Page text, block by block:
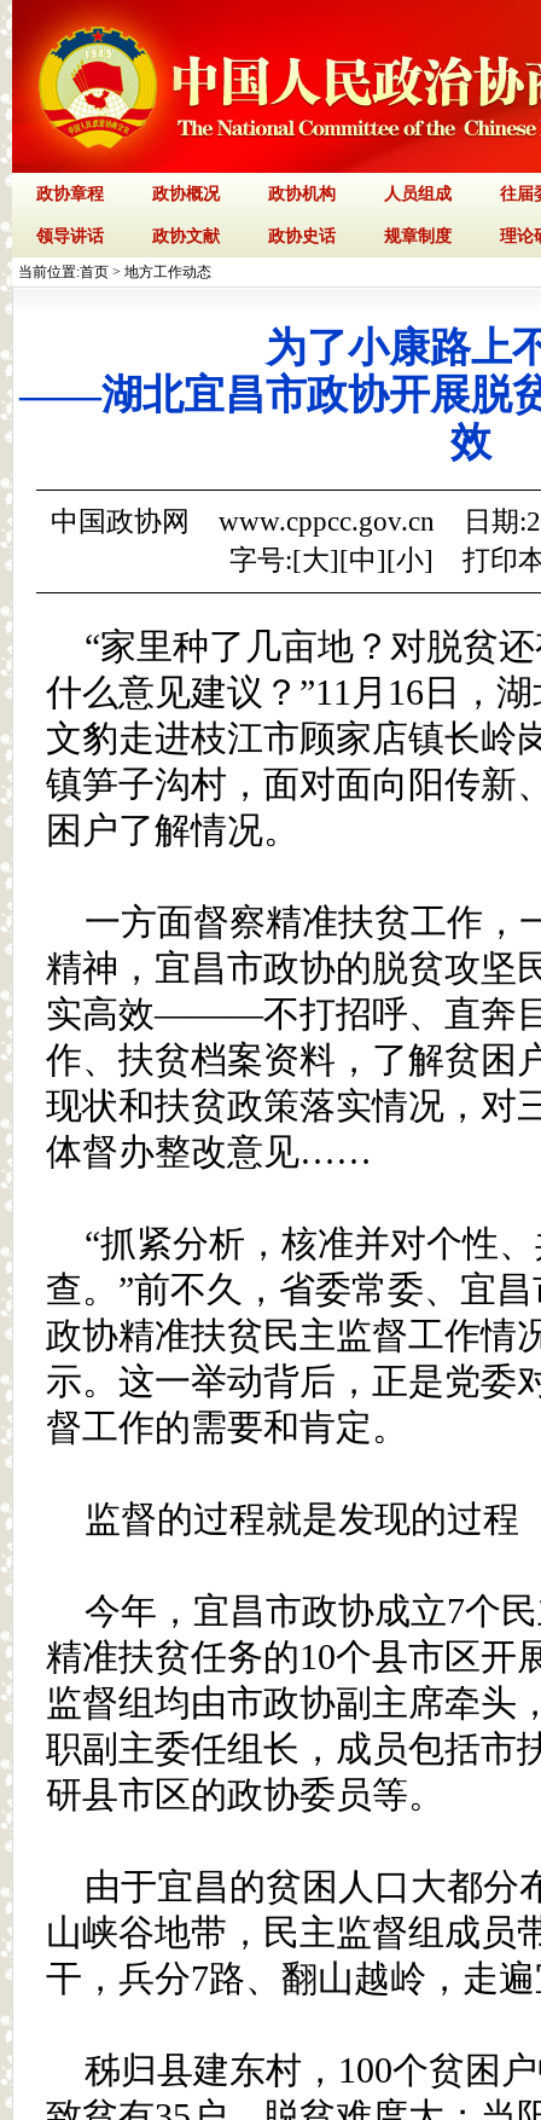
政协章程 政协概况 政协机构 人员组成 往届
领导讲话 政协文献 政协史话 规章制度 理论
当前位置:首页 > 地方工作动态
为了小康路上
——湖北宜昌市政协开展脱
效
中国政协网 www.cppcc.gov.cn 日期
字号:[大][中][小] 打印
“家里种了几亩地？对脱贫
什么意见建议？”11月16日，
文豹走进枝江市顾家店镇长岭
镇笋子沟村，面对面向阳传新
困户了解情况。
一方面督察精准扶贫工作，
精神，宜昌市政协的脱贫攻坚
实高效———不打招呼、直奔
作、扶贫档案资料，了解贫困
现状和扶贫政策落实情况，对
体督办整改意见……
“抓紧分析，核准并对个性
查。”前不久，省委常委、宜
政协精准扶贫民主监督工作情
示。这一举动背后，正是党委
督工作的需要和肯定。
监督的过程就是发现的过程
今年，宜昌市政协成立7个
精准扶贫任务的10个县市区开
监督组均由市政协副主席牵头
职副主委任组长，成员包括市
研县市区的政协委员等。
由于宜昌的贫困人口大都分
山峡谷地带，民主监督组成员
干，兵分7路、翻山越岭，走
秭归县建东村，100个贫困